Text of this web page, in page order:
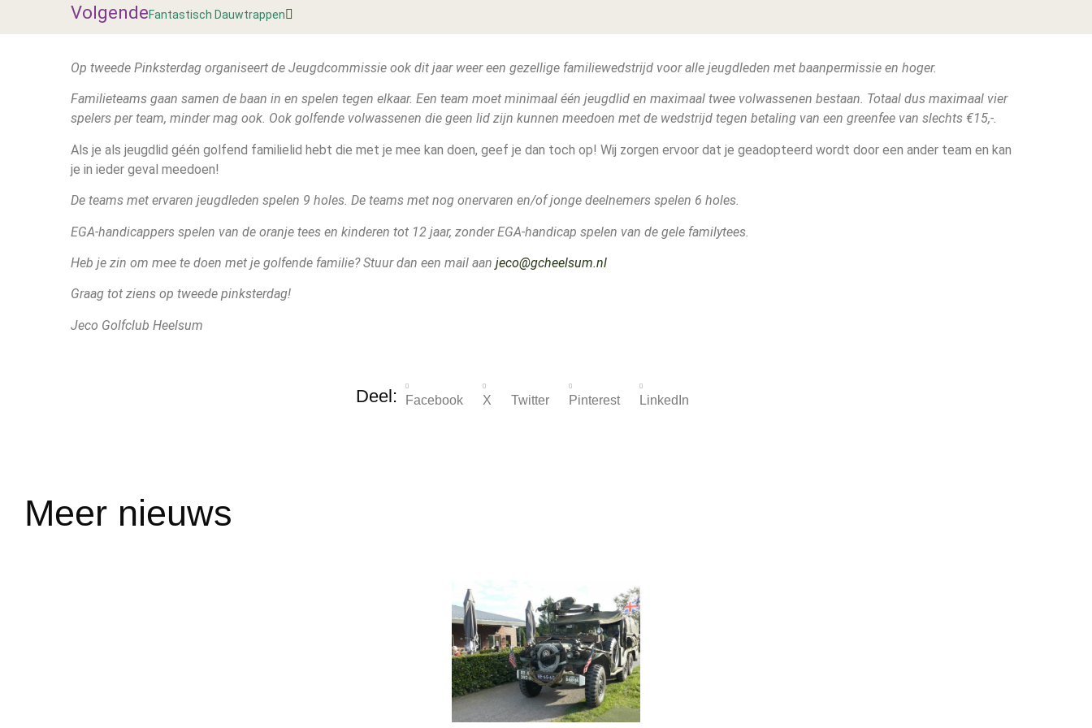
VolgendeFantastisch Dauwtrappen
Op tweede Pinksterdag organiseert de Jeugdcommissie ook dit jaar weer een gezellige familiewedstrijd voor alle jeugdleden met baanpermissie en hoger.
Familieteams gaan samen de baan in en spelen tegen elkaar. Een team moet minimaal één jeugdlid en maximaal twee volwassenen bestaan. Totaal dus maximaal vier
spelers per team, minder mag ook. Ook golfende volwassenen die geen lid zijn kunnen meedoen met de wedstrijd tegen betaling van een greenfee van slechts €15,-.
Als je als jeugdlid géén golfend familielid hebt die met je mee kan doen, geef je dan toch op! Wij zorgen ervoor dat je geadopteerd wordt door een ander team en kan
je in ieder geval meedoen!
De teams met ervaren jeugdleden spelen 9 holes. De teams met nog onervaren en/of jonge deelnemers spelen 6 holes.
EGA-handicappers spelen van de oranje tees en kinderen tot 12 jaar, zonder EGA-handicap spelen van de gele familytees.
Heb je zin om mee te doen met je golfende familie? Stuur dan een mail aan jeco@gcheelsum.nl
Graag tot ziens op tweede pinksterdag!
Jeco Golfclub Heelsum
Deel: Facebook X Twitter Pinterest LinkedIn
Meer nieuws